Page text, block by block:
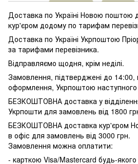
Доставка по Україні Новою поштою
кур'єром додому по тарифам
Доставка по Україні Укрпоштою
за тарифами перевізника.
Відправляємо щодня, крім неділі.
Замовлення, підтверджені до 14:00,
оформлення, Укрпоштою
БЕЗКОШТОВНА доставка у
Укрпошти для замовлень від 1800
БЕЗКОШТОВНА доставка кур'єром
в офіс для замовлень від 3000 грн.
Замовлення можна оплатити:
- карткою Visa/Mastercard будь-якого